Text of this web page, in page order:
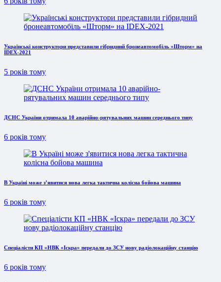
Українські конструктори представили гібридний бронеавтомобіль «Шторм» на
IDEX-2021
5 років тому
ДСНС України отримала 10 аварійно-рятувальних машин середнього типу
6 років тому
В Україні може з’явитися нова легка тактична колісна бойова машина
6 років тому
Спеціалісти КП «НВК «Іскра» передали до ЗСУ нову радіолокаційну станцію
6 років тому